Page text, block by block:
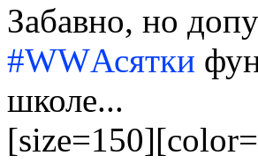
Забавно, но
#WWАсятки
школе...